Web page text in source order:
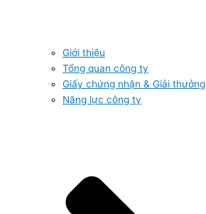
Giới thiệu
Tổng quan công ty
Giấy chứng nhận & Giải thưởng
Năng lực công ty